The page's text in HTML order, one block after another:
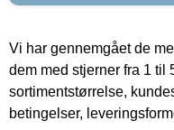
Vi har gennemgået de
dem med stjerner fra 1 til
sortimentstørrelse,
betingelser,